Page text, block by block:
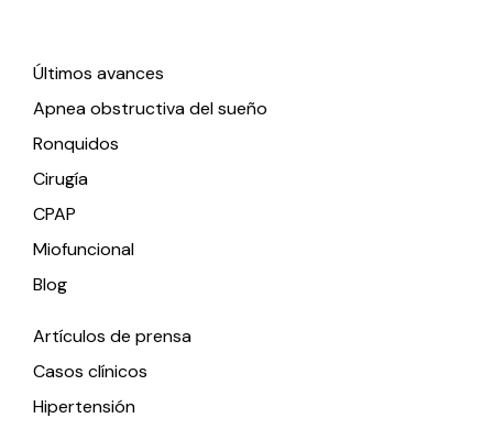
Últimos avances
Apnea obstructiva del sueño
Ronquidos
Cirugía
CPAP
Miofuncional
Blog
Artículos de prensa
Casos clínicos
Hipertensión